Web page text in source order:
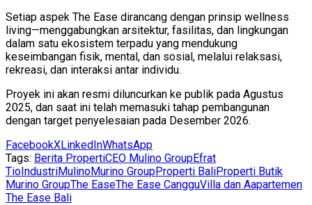
Setiap aspek The Ease dirancang dengan prinsip wellness
living—menggabungkan arsitektur, fasilitas, dan lingkungan
dalam satu ekosistem terpadu yang mendukung
keseimbangan fisik, mental, dan sosial, melalui relaksasi,
rekreasi, dan interaksi antar individu.
Proyek ini akan resmi diluncurkan ke publik pada Agustus
2025, dan saat ini telah memasuki tahap pembangunan
dengan target penyelesaian pada Desember 2026.
FacebookXLinkedInWhatsApp
Tags: Berita PropertiCEO Mulino GroupEfrat
TioIndustriMulinoMurino GroupProperti BaliProperti Butik
Murino GroupThe EaseThe Ease CangguVilla dan Aapartemen
The Ease Bali